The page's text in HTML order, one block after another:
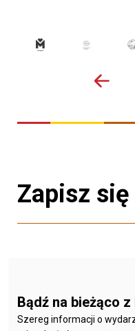
Zapisz
Bądź na bieżąco z
Szereg informacji o